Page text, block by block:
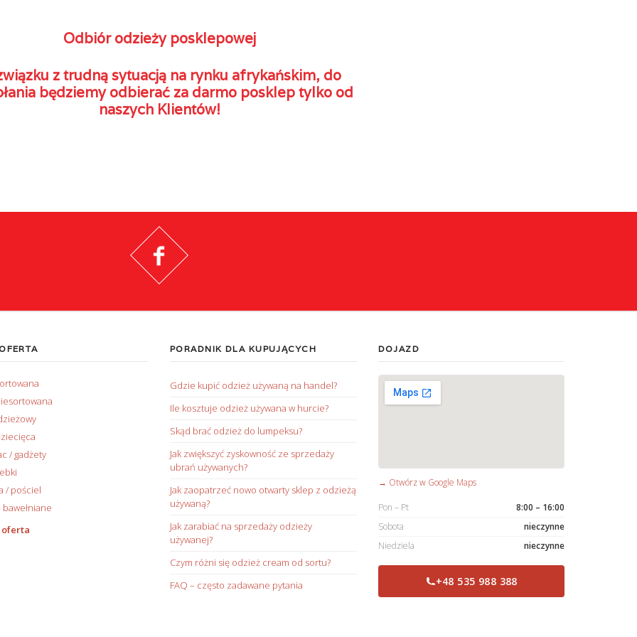
Odbiór odzieży posklepowej
z trudną sytuacją na rynku afrykańskim, do
będziemy odbierać za darmo posklep tylko od
naszych Klientów!
/ gadżety
/ pościel
bawełniane
oferta
PORADNIK DLA KUPUJĄCYCH
Gdzie kupić odzież używaną na handel?
Ile kosztuje odzież używana w hurcie?
Skąd brać odzież do lumpeksu?
Jak zwiększyć zyskowność ze sprzedaży
ubrań używanych?
Jak zaopatrzeć nowo otwarty sklep z odzieżą
używaną?
Jak zarabiać na sprzedaży odzieży
używanej?
Czym różni się odzież cream od sortu?
FAQ – często zadawane pytania
DOJAZD
→ Otwórz w Google Maps
Pon – Pt
8:00 – 16:00
Sobota
nieczynne
Niedziela
nieczynne
+48 535 988 388